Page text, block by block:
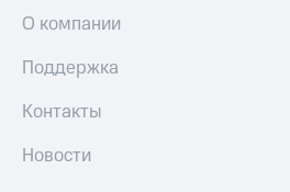
О компании
Поддержка
Контакты
Новости